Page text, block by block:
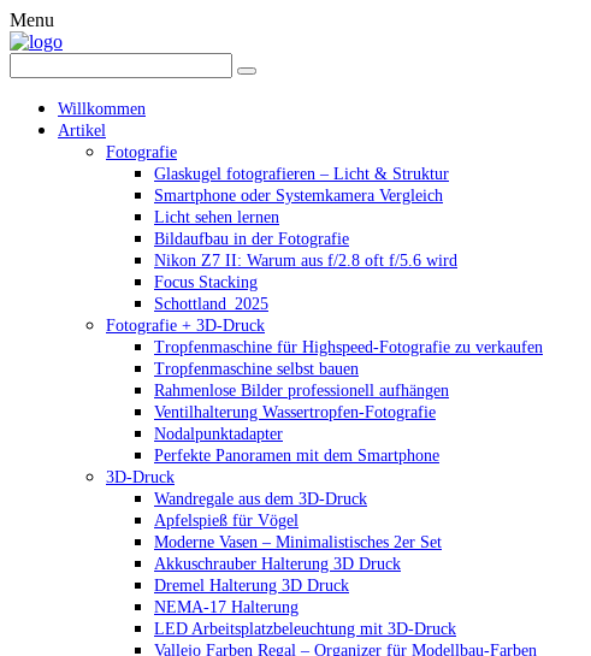
Menu
Willkommen
Artikel
Fotografie
Glaskugel fotografieren – Licht & Struktur
Smartphone oder Systemkamera Vergleich
Licht sehen lernen
Bildaufbau in der Fotografie
Nikon Z7 II: Warum aus f/2.8 oft f/5.6 wird
Focus Stacking
Schottland_2025
Fotografie + 3D-Druck
Tropfenmaschine für Highspeed-Fotografie zu verkaufen
Tropfenmaschine selbst bauen
Rahmenlose Bilder professionell aufhängen
Ventilhalterung Wassertropfen-Fotografie
Nodalpunktadapter
Perfekte Panoramen mit dem Smartphone
3D-Druck
Wandregale aus dem 3D-Druck
Apfelspieß für Vögel
Moderne Vasen – Minimalistisches 2er Set
Akkuschrauber Halterung 3D Druck
Dremel Halterung 3D Druck
NEMA-17 Halterung
LED Arbeitsplatzbeleuchtung mit 3D-Druck
Vallejo Farben Regal – Organizer für Modellbau-Farben